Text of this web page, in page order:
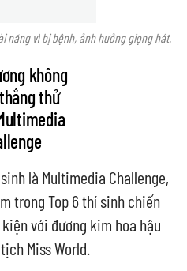
năng vì bị bệnh, ảnh hưởng giọng hát.
không
thử
là Multimedia Challenge,
trong Top 6 thí sinh chiến
với đương kim hoa hậu
Miss World.